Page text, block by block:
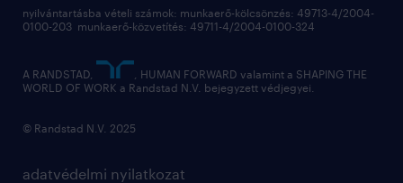
adatvédelmi nyilatkozat
nyilvántartásba vételi számok: munkaerő-kölcsönzés: 49713-4/2004-
0100-203 munkaerő-közvetítés: 49711-4/2004-0100-324
A RANDSTAD,
, HUMAN FORWARD valamint a SHAPING THE
WORLD OF WORK a Randstad N.V. bejegyzett védjegyei.
© Randstad N.V. 2025